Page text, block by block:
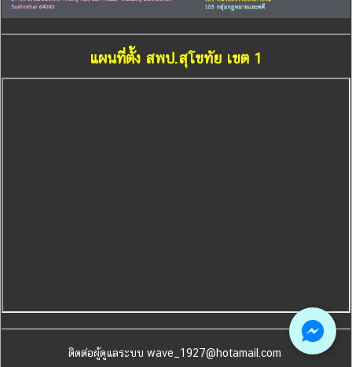
แผนที่ตั้ง สพป.สุโขทัย เขต 1
ติดต่อผู้ดูแลระบบ wave_1927@hotamail.com